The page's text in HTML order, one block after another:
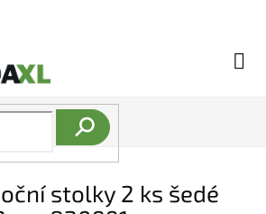
stolky 2 ks šedé